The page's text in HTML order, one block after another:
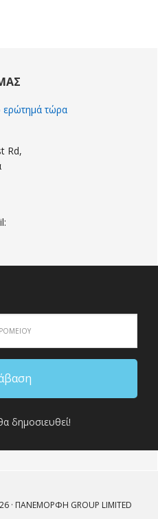
ερώτημά τώρα
Rd,
δημοσιευθεί!
· ΠΑΝΕΜΟΡΦΗ GROUP LIMITED